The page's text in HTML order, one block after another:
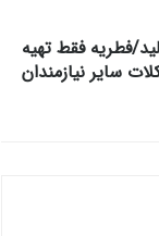
فطریه فقط تهیه
سایر نیازمندان